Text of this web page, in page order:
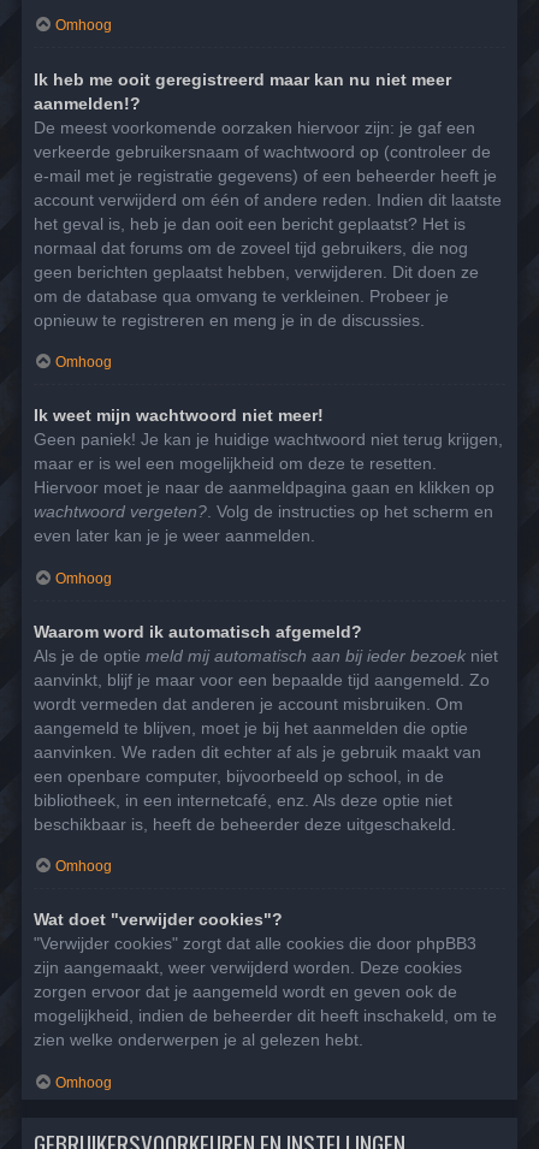
Omhoog
Ik heb me ooit geregistreerd maar kan nu niet meer
aanmelden!?
De meest voorkomende oorzaken hiervoor zijn: je gaf een
verkeerde gebruikersnaam of wachtwoord op (controleer de
e-mail met je registratie gegevens) of een beheerder heeft je
account verwijderd om één of andere reden. Indien dit laatste
het geval is, heb je dan ooit een bericht geplaatst? Het is
normaal dat forums om de zoveel tijd gebruikers, die nog
geen berichten geplaatst hebben, verwijderen. Dit doen ze
om de database qua omvang te verkleinen. Probeer je
opnieuw te registreren en meng je in de discussies.
Omhoog
Ik weet mijn wachtwoord niet meer!
Geen paniek! Je kan je huidige wachtwoord niet terug krijgen,
maar er is wel een mogelijkheid om deze te resetten.
Hiervoor moet je naar de aanmeldpagina gaan en klikken op
wachtwoord vergeten?. Volg de instructies op het scherm en
even later kan je je weer aanmelden.
Omhoog
Waarom word ik automatisch afgemeld?
Als je de optie meld mij automatisch aan bij ieder bezoek niet
aanvinkt, blijf je maar voor een bepaalde tijd aangemeld. Zo
wordt vermeden dat anderen je account misbruiken. Om
aangemeld te blijven, moet je bij het aanmelden die optie
aanvinken. We raden dit echter af als je gebruik maakt van
een openbare computer, bijvoorbeeld op school, in de
bibliotheek, in een internetcafé, enz. Als deze optie niet
beschikbaar is, heeft de beheerder deze uitgeschakeld.
Omhoog
Wat doet "verwijder cookies"?
"Verwijder cookies" zorgt dat alle cookies die door phpBB3
zijn aangemaakt, weer verwijderd worden. Deze cookies
zorgen ervoor dat je aangemeld wordt en geven ook de
mogelijkheid, indien de beheerder dit heeft inschakeld, om te
zien welke onderwerpen je al gelezen hebt.
Omhoog